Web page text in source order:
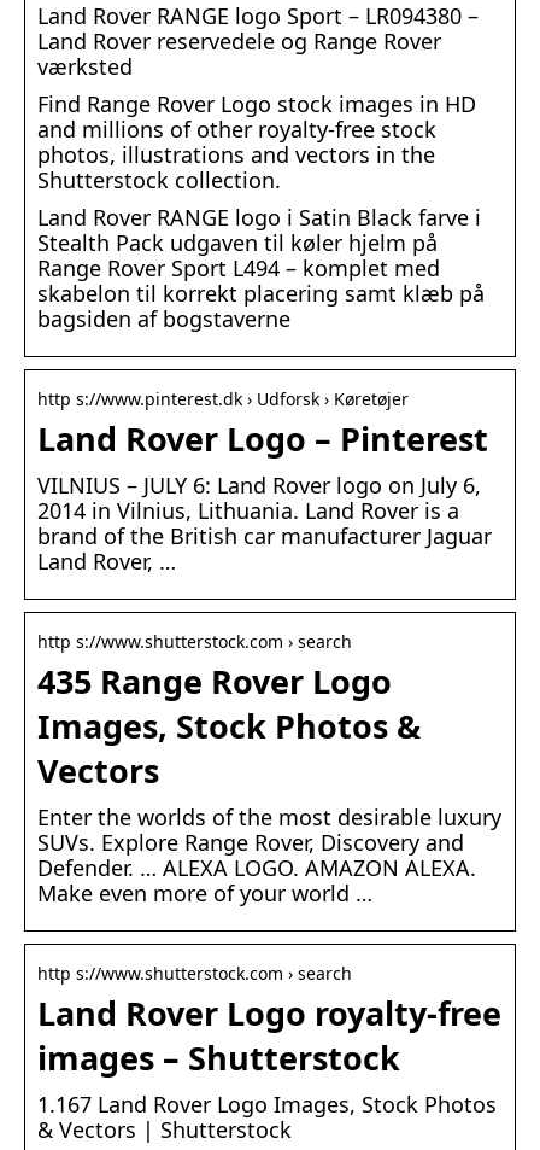
Land Rover RANGE logo Sport – LR094380 –
Land Rover reservedele og Range Rover
værksted
Find Range Rover Logo stock images in HD
and millions of other royalty-free stock
photos, illustrations and vectors in the
Shutterstock collection.
Land Rover RANGE logo i Satin Black farve i
Stealth Pack udgaven til køler hjelm på
Range Rover Sport L494 – komplet med
skabelon til korrekt placering samt klæb på
bagsiden af bogstaverne
http s://www.pinterest.dk › Udforsk › Køretøjer
Land Rover Logo – Pinterest
VILNIUS – JULY 6: Land Rover logo on July 6,
2014 in Vilnius, Lithuania. Land Rover is a
brand of the British car manufacturer Jaguar
Land Rover, …
http s://www.shutterstock.com › search
435 Range Rover Logo
Images, Stock Photos &
Vectors
Enter the worlds of the most desirable luxury
SUVs. Explore Range Rover, Discovery and
Defender. … ALEXA LOGO. AMAZON ALEXA.
Make even more of your world …
http s://www.shutterstock.com › search
Land Rover Logo royalty-free
images – Shutterstock
1.167 Land Rover Logo Images, Stock Photos
& Vectors | Shutterstock